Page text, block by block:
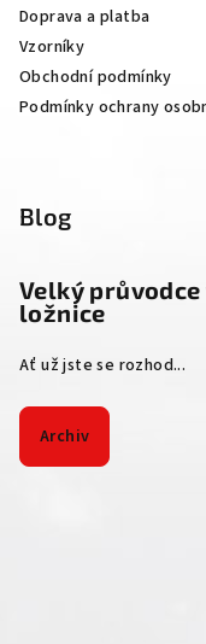
Doprava a platba
Vzorníky
Obchodní podmínky
Podmínky ochrany
Blog
Velký
ložnice
Ať už jste se rozhod...
Archiv